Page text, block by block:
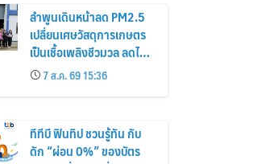
ลำพูนเดินหน้าลด PM2.5
เปลี่ยนเศษวัสดุการเกษตร
เป็นเชื้อเพลิงชีวมวล ลดไฟ
ป่า สร้างรายได้ชุมชน
7 ส.ค. 69 15:36
ทีทีบี ฟินทิป ชวนรู้ทัน กับ
ดัก “ผ่อน 0%” ของบัตร